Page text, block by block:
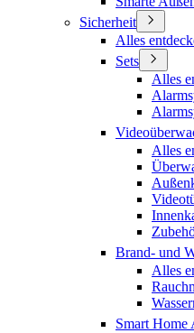
Sicherheit
Alles
Sets
Alles
Alles
Brand- und
Alles
Smart Home